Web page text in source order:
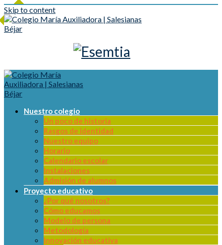
Skip to content
Nuestro colegio
Un poco de historia
Rasgos de identidad
Nuestro equipo
Horario
Calendario escolar
Instalaciones
Admisión de alumnos
Proyecto educativo
¿Por qué nosotros?
Cómo educamos
Modelo de persona
Metodología
Innovación educativa